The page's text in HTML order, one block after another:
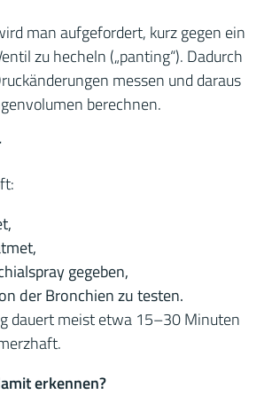
man aufgefordert, kurz gegen ein
zu hecheln („panting“). Dadurch
messen und daraus
berechnen.
gegeben,
der Bronchien zu testen.
dauert meist etwa 15–30 Minuten
erkennen?